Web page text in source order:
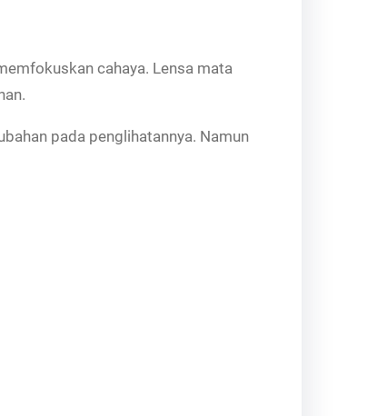
cahaya. Lensa mata
pada penglihatannya. Namun